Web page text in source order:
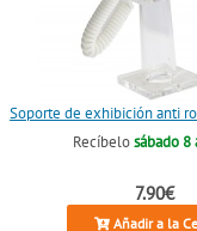
Soporte de exhibición anti
Recíbelosábado 8
7.90€
Añadir a la